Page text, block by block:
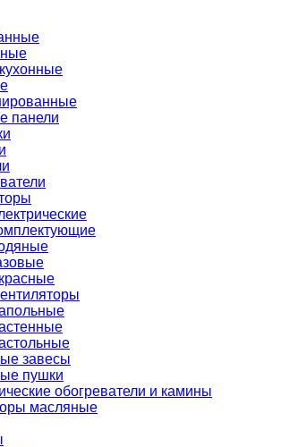
панели
завесы
пушки
обогреватели и камины
масляные